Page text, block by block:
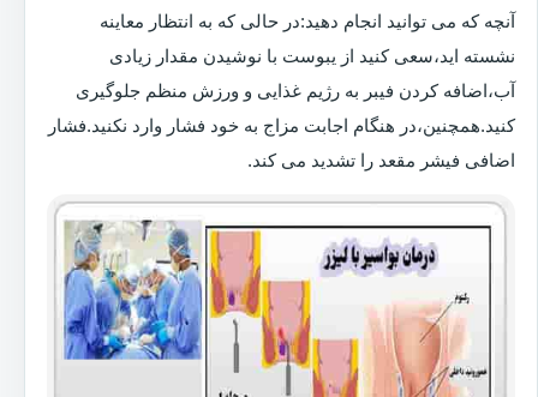
آنچه که می توانید انجام دهید:در حالی که به انتظار معاینه
نشسته اید،سعی کنید از یبوست با نوشیدن مقدار زیادی
آب،اضافه کردن فیبر به رژیم غذایی و ورزش منظم جلوگیری
کنید.همچنین،در هنگام اجابت مزاج به خود فشار وارد نکنید.فشار
اضافی فیشر مقعد را تشدید می کند.